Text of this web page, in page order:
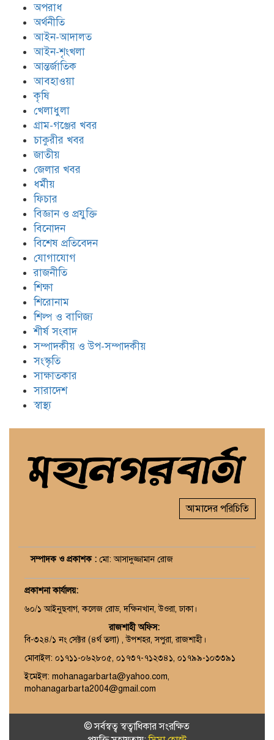
অপরাধ
অর্থনীতি
আইন-আদালত
আইন-শৃংখলা
আন্তর্জাতিক
আবহাওয়া
কৃষি
খেলাধুলা
গ্রাম-গঞ্জের খবর
চাকুরীর খবর
জাতীয়
জেলার খবর
ধর্মীয়
ফিচার
বিজ্ঞান ও প্রযুক্তি
বিনোদন
বিশেষ প্রতিবেদন
যোগাযোগ
রাজনীতি
শিক্ষা
শিরোনাম
শিল্প ও বাণিজ্য
শীর্ষ সংবাদ
সম্পাদকীয় ও উপ-সম্পাদকীয়
সংস্কৃতি
সাক্ষাতকার
সারাদেশ
স্বাস্থ্য
আমাদের পরিচিতি
সম্পাদক ও প্রকাশক : মো: আসাদুজ্জামান রোজ
প্রকাশনা কার্যালয়:
৬০/১ আইনুছবাগ, কলেজ রোড, দক্ষিনখান, উওরা, ঢাকা।
রাজশাহী অফিস:
বি-৩২৪/১ নং সেক্টর (৪র্থ তলা) , উপশহর, সপুরা, রাজশাহী।
মোবাইল: ০১৭১১-০৬২৮০৫, ০১৭৩৭-৭১২৩৪১, ০১৭৯৯-১০৩৩৯১
ইমেইল: mohanagarbarta@yahoo.com,
mohanagarbarta2004@gmail.com
© সর্বস্বত্ব স্বত্বাধিকার সংরক্ষিত